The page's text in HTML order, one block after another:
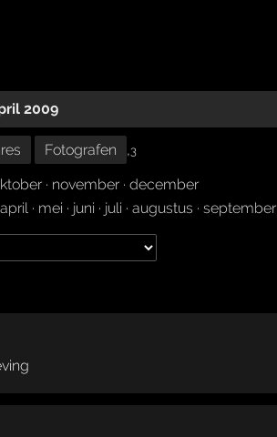
2009
Fotografen ,3
· november · december
april · mei · juni · juli · augustus · september